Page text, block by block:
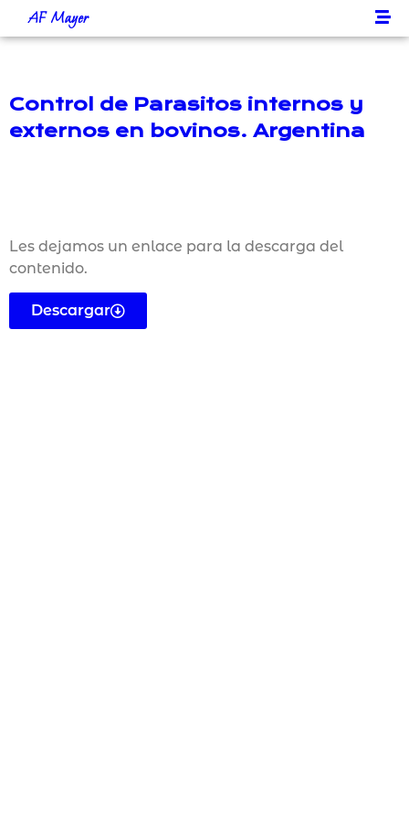
AF Mayer
Control de Parasitos internos y
externos en bovinos. Argentina
Les dejamos un enlace para la descarga del
contenido.
Descargar